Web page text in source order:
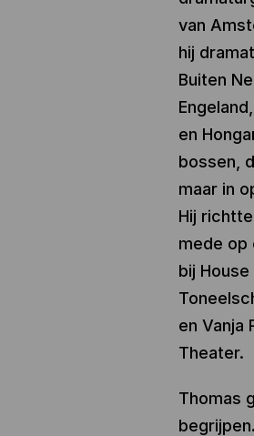
van
hij
Buiten
en
bossen,
maar in
Hij
mede op
bij
en Vanja
Theater.
Thomas